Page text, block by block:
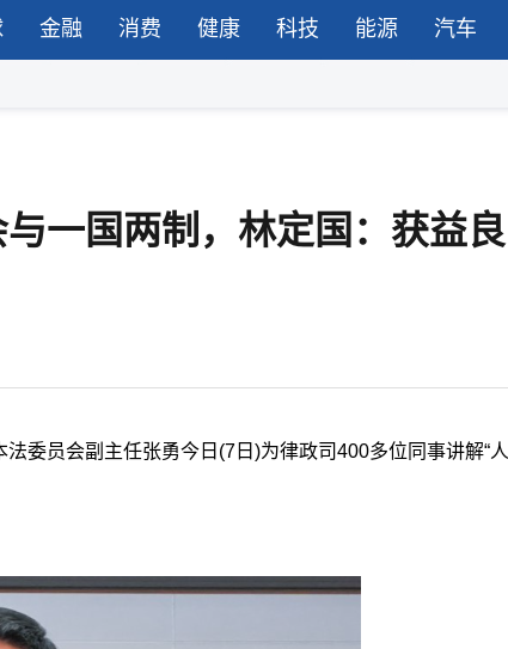
金融 消费 健康 科技 能源 汽车
一国两制，林定国：获益良
委员会副主任张勇今日(7日)为律政司400多位同事讲解“人